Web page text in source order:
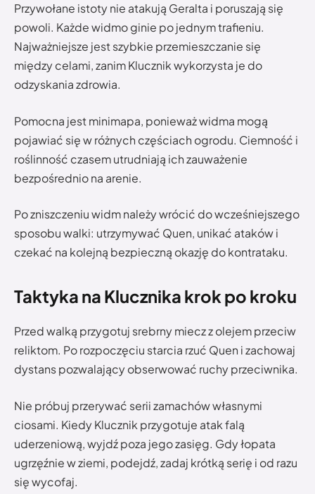
Przywołane istoty nie atakują Geralta i poruszają się
powoli. Każde widmo ginie po jednym trafieniu.
Najważniejsze jest szybkie przemieszczanie się
między celami, zanim Klucznik wykorzysta je do
odzyskania zdrowia.
Pomocna jest minimapa, ponieważ widma mogą
pojawiać się w różnych częściach ogrodu. Ciemność i
roślinność czasem utrudniają ich zauważenie
bezpośrednio na arenie.
Po zniszczeniu widm należy wrócić do wcześniejszego
sposobu walki: utrzymywać Quen, unikać ataków i
czekać na kolejną bezpieczną okazję do kontrataku.
Taktyka na Klucznika krok po kroku
Przed walką przygotuj srebrny miecz z olejem przeciw
reliktom. Po rozpoczęciu starcia rzuć Quen i zachowaj
dystans pozwalający obserwować ruchy przeciwnika.
Nie próbuj przerywać serii zamachów własnymi
ciosami. Kiedy Klucznik przygotuje atak falą
uderzeniową, wyjdź poza jego zasięg. Gdy łopata
ugrzęźnie w ziemi, podejdź, zadaj krótką serię i od razu
się wycofaj.